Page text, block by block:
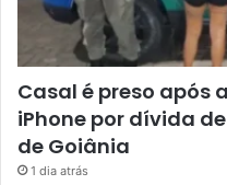
Casal é preso após
iPhone por dívida
de Goiânia
1 dia atrás